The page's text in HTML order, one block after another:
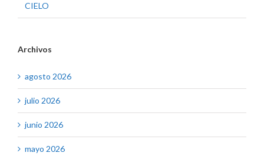
CIELO
Archivos
agosto 2026
julio 2026
junio 2026
mayo 2026